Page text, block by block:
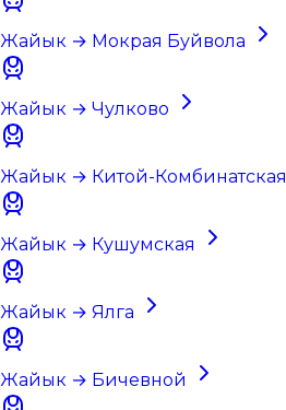
Жайык → Мокрая Буйвола
Жайык → Чулково
Жайык → Китой-Комбинатская
Жайык → Кушумская
Жайык → Ялга
Жайык → Бичевной